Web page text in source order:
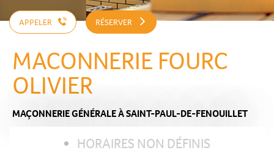
APPELER RÉSERVER
MACONNERIE FOURC
OLIVIER
MAÇONNERIE GÉNÉRALEÀ SAINT-PAUL-DE-FENOUILLET
HORAIRES NON DÉFINIS